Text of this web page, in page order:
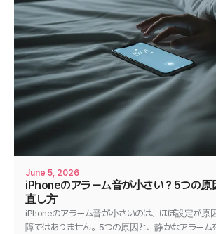
June 5, 2026
iPhoneのアラーム音が小さい？5つの原
直し方
iPhoneのアラーム音が小さいのは、ほぼ設定が原
障ではありません。5つの原因と、静かなアラーム